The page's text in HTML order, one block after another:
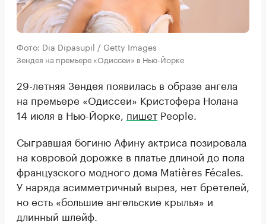
Фото: Dia Dipasupil / Getty Images
Зендея на премьере «Одиссеи» в Нью-Йорке
29-летняя Зендея появилась в образе ангела
на премьере «Одиссеи» Кристофера Нолана
14 июля в Нью-Йорке, пишет People.
Сыгравшая богиню Афину актриса позировала
на ковровой дорожке в платье длиной до пола
французского модного дома Matières Fécales.
У наряда асимметричный вырез, нет бретелей,
но есть «большие ангельские крылья» и
длинный шлейф.